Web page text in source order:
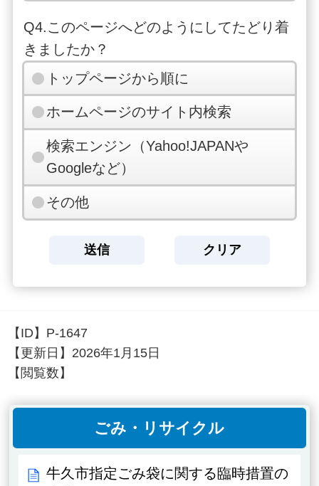
Q4.このページへどのようにしてたどり着
きましたか？
トップページから順に
ホームページのサイト内検索
検索エンジン（Yahoo!JAPANや
Googleなど）
その他
【ID】 P-1647
【更新日】 2026年1月15日
【閲覧数】
ごみ・リサイクル
牛久市指定ごみ袋に関する臨時措置の